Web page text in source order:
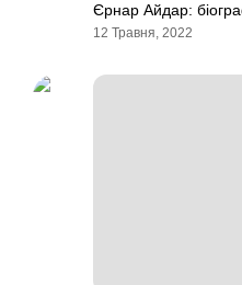
Єрнар Айдар:
12 Травня, 2022